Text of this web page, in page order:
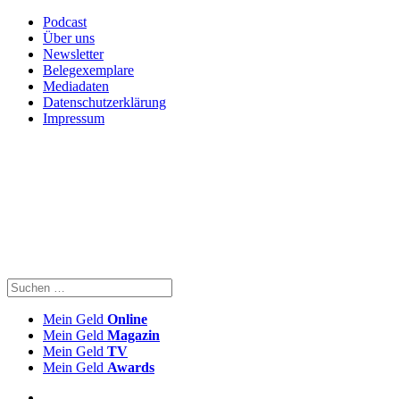
Podcast
Über uns
Newsletter
Belegexemplare
Mediadaten
Datenschutzerklärung
Impressum
Mein Geld Online
Mein Geld Magazin
Mein Geld TV
Mein Geld Awards